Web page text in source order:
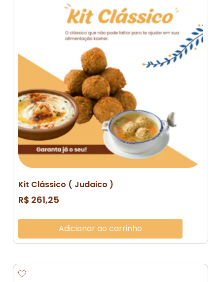
Kit Clássico ( Judaico )
R$ 261,25
Adicionar ao carrinho